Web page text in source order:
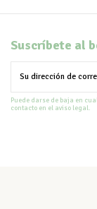
Suscríbete al
Puede darse de baja en
contacto en el aviso legal.